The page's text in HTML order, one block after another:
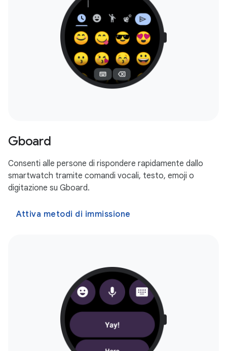
Gboard
Consenti alle persone di rispondere rapidamente dallo
smartwatch tramite comandi vocali, testo, emoji o
digitazione su Gboard.
Attiva metodi di immissione